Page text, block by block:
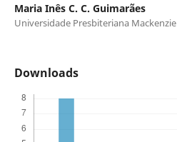
Maria Inês C. C. Guimarães
Universidade Presbiteriana Mackenzie
Downloads